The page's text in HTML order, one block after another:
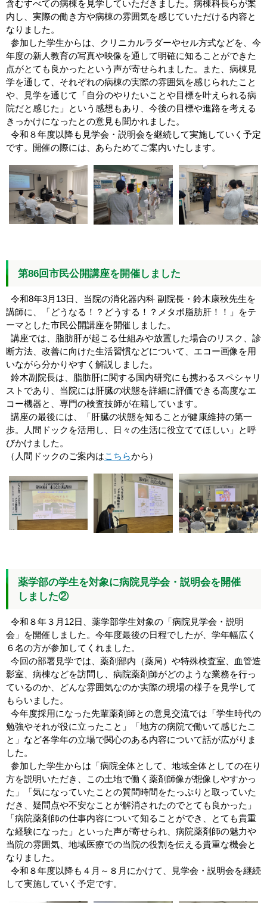
含むすべての病棟を見学していただきました。病棟科長らが案
内し、実際の働き方や病棟の雰囲気を感じていただける内容と
なりました。
参加した学生からは、クリニカルラダーやセル方式などを、今
年度の新人教育の写真や映像を通して明確に知ることができた
点がとても良かったという声が寄せられました。また、病棟見
学を通して、それぞれの病棟の実際の雰囲気を感じられたこと
や、見学を通じて「自分のやりたいことや目標を叶えられる病
院だと感じた」という感想もあり、今後の目標や進路を考える
きっかけになったとの意見も聞かれました。
令和８年度以降も見学会・説明会を継続して実施していく予定
です。開催の際には、あらためてご案内いたします。
第86回市民公開講座を開催しました
令和8年3月13日、当院の消化器内科 副院長・鈴木康秋先生を
講師に、「どうなる！？どうする！？メタボ脂肪肝！！」をテ
ーマとした市民公開講座を開催しました。
講座では、脂肪肝が起こる仕組みや放置した場合のリスク、診
断方法、改善に向けた生活習慣などについて、エコー画像を用
いながら分かりやすく解説しました。
鈴木副院長は、脂肪肝に関する国内研究にも携わるスペシャリ
ストであり、当院には肝臓の状態を詳細に評価できる高度なエ
コー機器と、専門の検査技師が在籍しています。
講座の最後には、「肝臓の状態を知ることが健康維持の第一
歩。人間ドックを活用し、日々の生活に役立ててほしい」と呼
びかけました。
（人間ドックのご案内はこちらから）
薬学部の学生を対象に病院見学会・説明会を開催
しました②
令和８年３月12日、薬学部学生対象の「病院見学会・説明
会」を開催しました。今年度最後の日程でしたが、学年幅広く
６名の方が参加してくれました。
今回の部署見学では、薬剤部内（薬局）や特殊検査室、血管造
影室、病棟などを訪問し、病院薬剤師がどのような業務を行っ
ているのか、どんな雰囲気なのか実際の現場の様子を見学して
もらいました。
今年度採用になった先輩薬剤師との意見交流では「学生時代の
勉強やそれが役に立ったこと」「地方の病院で働いて感じたこ
と」など各学年の立場で関心のある内容について話が広がりま
した。
参加した学生からは「病院全体として、地域全体としての在り
方を説明いただき、この土地で働く薬剤師像が想像しやすかっ
た」「気になっていたことの質問時間をたっぷりと取っていた
だき、疑問点や不安なことが解消されたのでとても良かった」
「病院薬剤師の仕事内容について知ることができ、とても貴重
な経験になった」といった声が寄せられ、病院薬剤師の魅力や
当院の雰囲気、地域医療での当院の役割を伝える貴重な機会と
なりました。
令和８年度以降も４月～８月にかけて、見学会・説明会を継続
して実施していく予定です。